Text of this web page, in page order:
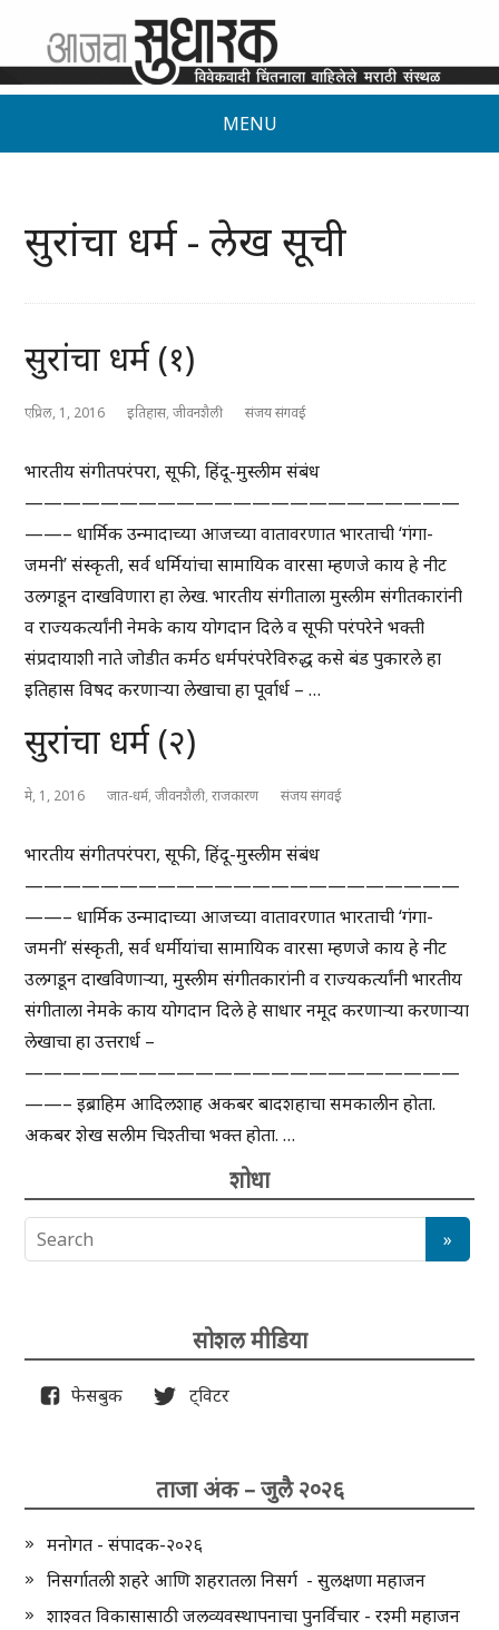
MENU
सुरांचा धर्म - लेख सूची
सुरांचा धर्म (१)
एप्रिल, 1, 2016 इतिहास,जीवनशैली संजय संगवई
भारतीय संगीतपरंपरा, सूफी, हिंदू-मुस्लीम संबंध
———————————————————————
——– धार्मिक उन्मादाच्या आजच्या वातावरणात भारताची ‘गंगा-
जमनी’ संस्कृती, सर्व धर्मियांचा सामायिक वारसा म्हणजे काय हे नीट
उलगडून दाखविणारा हा लेख. भारतीय संगीताला मुस्लीम संगीतकारांनी
व राज्यकर्त्यांनी नेमके काय योगदान दिले व सूफी परंपरेने भक्ती
संप्रदायाशी नाते जोडीत कर्मठ धर्मपरंपरेविरुद्ध कसे बंड पुकारले हा
इतिहास विषद करणाऱ्या लेखाचा हा पूर्वार्ध – …
सुरांचा धर्म (२)
मे, 1, 2016 जात-धर्म,जीवनशैली,राजकारण संजय संगवई
भारतीय संगीतपरंपरा, सूफी, हिंदू-मुस्लीम संबंध
———————————————————————
——– धार्मिक उन्मादाच्या आजच्या वातावरणात भारताची ‘गंगा-
जमनी’ संस्कृती, सर्व धर्मीयांचा सामायिक वारसा म्हणजे काय हे नीट
उलगडून दाखविणाऱ्या, मुस्लीम संगीतकारांनी व राज्यकर्त्यांनी भारतीय
संगीताला नेमके काय योगदान दिले हे साधार नमूद करणाऱ्या करणाऱ्या
लेखाचा हा उत्तरार्ध –
———————————————————————
——– इब्राहिम आदिलशाह अकबर बादशहाचा समकालीन होता.
अकबर शेख सलीम चिश्तीचा भक्त होता. …
शोधा
सोशल मीडिया
फेसबुक ट्विटर
ताजा अंक – जुलै २०२६
मनोगत - संपादक-२०२६
निसर्गातली शहरे आणि शहरातला निसर्ग - सुलक्षणा महाजन
शाश्वत विकासासाठी जलव्यवस्थापनाचा पुनर्विचार - रश्मी महाजन